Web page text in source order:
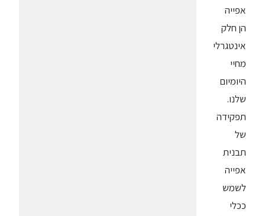
אפייה
הן חלק
אינטגרלי
מחיי
היומיום
שלנו.
תפקידה
של
תבנית
אפייה
לשמש
ככלי